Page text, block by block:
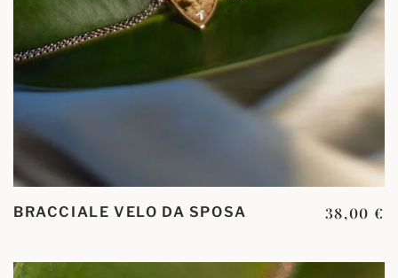
BRACCIALE VELO DA SPOSA 38,00€